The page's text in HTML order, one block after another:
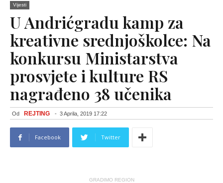
Vijesti
U Andrićgradu kamp za
kreativne srednjoškolce: Na
konkursu Ministarstva
prosvjete i kulture RS
nagrađeno 38 učenika
Od REJTING - 3 Aprila, 2019 17:22
Facebook Twitter
GRADIMO REGION